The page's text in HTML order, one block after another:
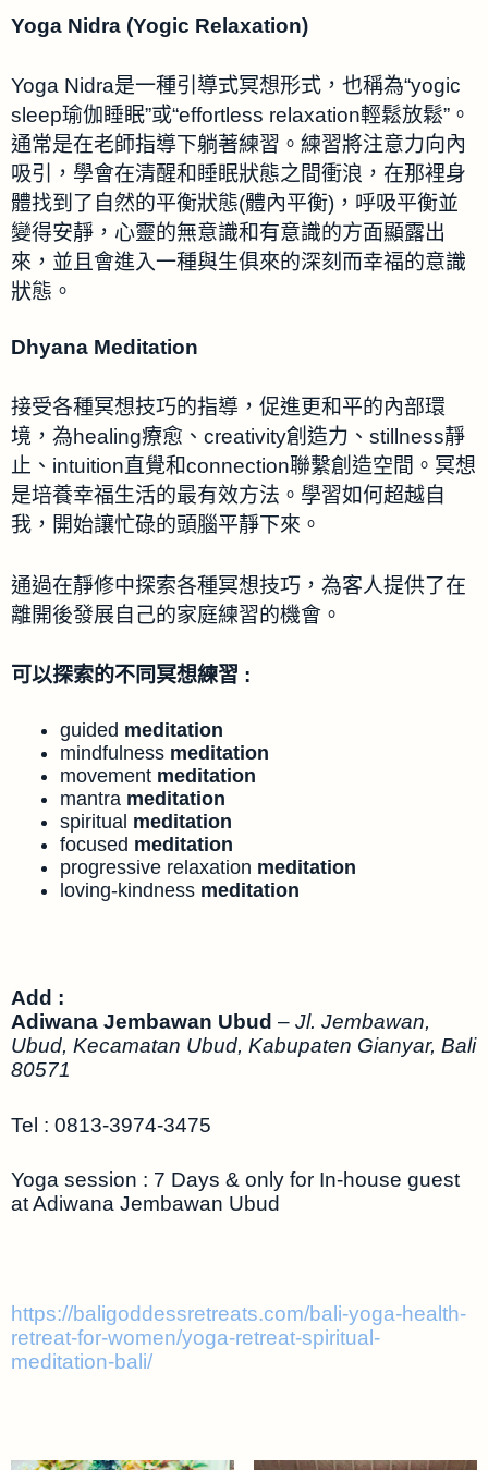
Yoga Nidra (Yogic Relaxation)
Yoga Nidra是一種引導式冥想形式，也稱為“yogic
sleep瑜伽睡眠”或“effortless relaxation輕鬆放鬆”。
通常是在老師指導下躺著練習。練習將注意力向內
吸引，學會在清醒和睡眠狀態之間衝浪，在那裡身
體找到了自然的平衡狀態(體內平衡)，呼吸平衡並
變得安靜，心靈的無意識和有意識的方面顯露出
來，並且會進入一種與生俱來的深刻而幸福的意識
狀態。
Dhyana Meditation
接受各種冥想技巧的指導，促進更和平的內部環
境，為healing療愈、creativity創造力、stillness靜
止、intuition直覺和connection聯繫創造空間。冥想
是培養幸福生活的最有效方法。學習如何超越自
我，開始讓忙碌的頭腦平靜下來。
通過在靜修中探索各種冥想技巧，為客人提供了在
離開後發展自己的家庭練習的機會。
可以探索的不同冥想練習 :
guided meditation
mindfulness meditation
movement meditation
mantra meditation
spiritual meditation
focused meditation
progressive relaxation meditation
loving-kindness meditation
Add :
Adiwana Jembawan Ubud – Jl. Jembawan,
Ubud, Kecamatan Ubud, Kabupaten Gianyar, Bali
80571
Tel : 0813-3974-3475
Yoga session : 7 Days & only for In-house guest
at Adiwana Jembawan Ubud
https://baligoddessretreats.com/bali-yoga-health-
retreat-for-women/yoga-retreat-spiritual-
meditation-bali/